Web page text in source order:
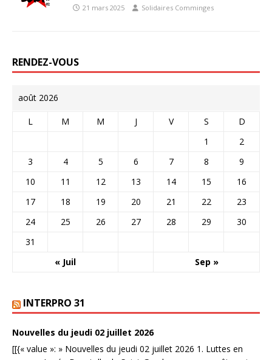
21 mars 2025 Solidaires Comminges
RENDEZ-VOUS
août 2026
L M M J V S
D
1
2
3
4 5 6 7 8
9
10
11 12 13 14 15
16
17
18 19 20 21 22
23
24
25 26 27 28 29
30
31
« Juil
Sep »
INTERPRO 31
Nouvelles du jeudi 02 juillet 2026
[[{« value »: » Nouvelles du jeudi 02 juillet 2026 1. Luttes en